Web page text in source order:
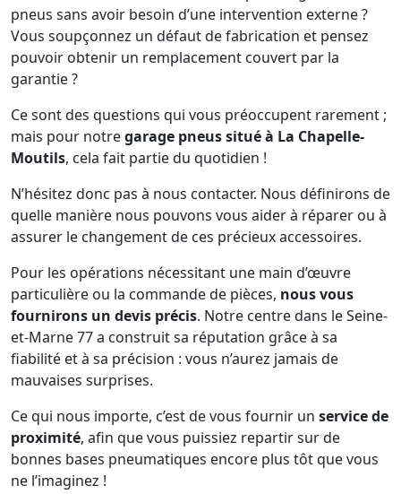
pneus sans avoir besoin d’une intervention externe ?
Vous soupçonnez un défaut de fabrication et pensez
pouvoir obtenir un remplacement couvert par la
garantie ?
Ce sont des questions qui vous préoccupent rarement ;
mais pour notregarage pneus situé à La Chapelle-
Moutils, cela fait partie du quotidien !
N’hésitez donc pas à nous contacter. Nous définirons de
quelle manière nous pouvons vous aider à réparer ou à
assurer le changement de ces précieux accessoires.
Pour les opérations nécessitant une main d’œuvre
particulière ou la commande de pièces, nous vous
fournirons un devis précis. Notre centre dans le Seine-
et-Marne 77 a construit sa réputation grâce à sa
fiabilité et à sa précision : vous n’aurez jamais de
mauvaises surprises.
Ce qui nous importe, c’est de vous fournir un service de
proximité, afin que vous puissiez repartir sur de
bonnes bases pneumatiques encore plus tôt que vous
ne l’imaginez !